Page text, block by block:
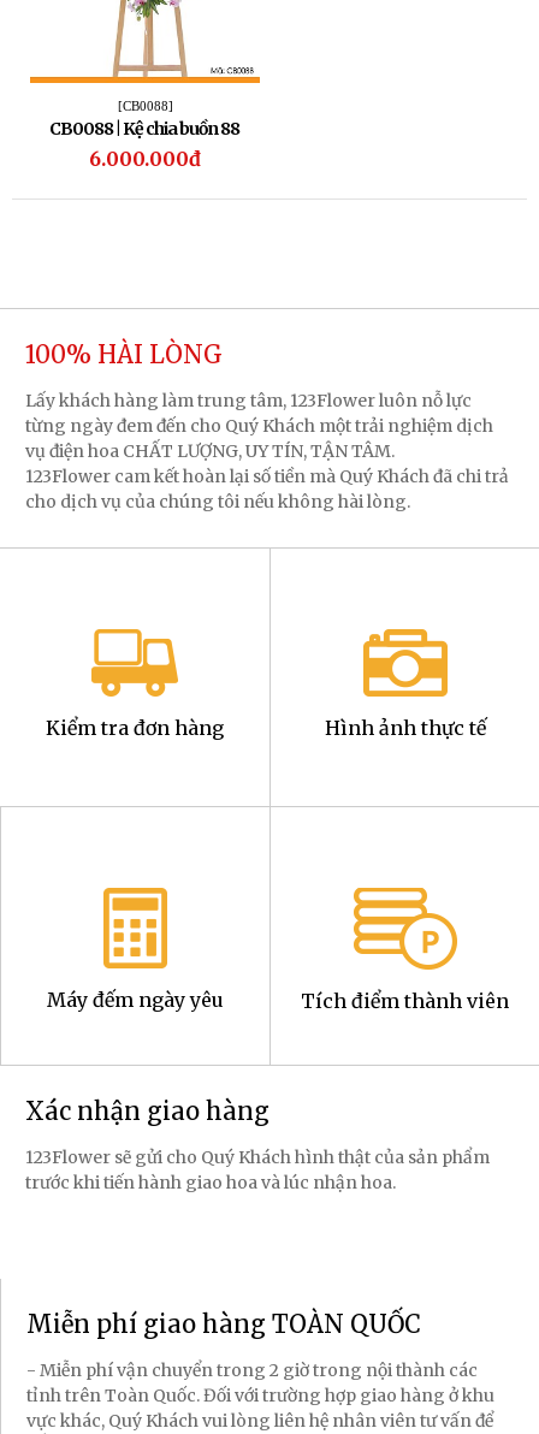
[CB0088]
CB0088 | Kệ chia buồn 88
6.000.000đ
100% HÀI LÒNG
Lấy khách hàng làm trung tâm, 123Flower luôn nỗ lực
từng ngày đem đến cho Quý Khách một trải nghiệm dịch
vụ điện hoa CHẤT LƯỢNG, UY TÍN, TẬN TÂM.
123Flower cam kết hoàn lại số tiền mà Quý Khách đã chi trả
cho dịch vụ của chúng tôi nếu không hài lòng.
Kiểm tra đơn hàng Hình ảnh thực tế
Máy đếm ngày yêu Tích điểm thành viên
Xác nhận giao hàng
123Flower sẽ gửi cho Quý Khách hình thật của sản phẩm
trước khi tiến hành giao hoa và lúc nhận hoa.
Miễn phí giao hàng TOÀN QUỐC
- Miễn phí vận chuyển trong 2 giờ trong nội thành các
tỉnh trên Toàn Quốc. Đối với trường hợp giao hàng ở khu
vực khác, Quý Khách vui lòng liên hệ nhân viên tư vấn để